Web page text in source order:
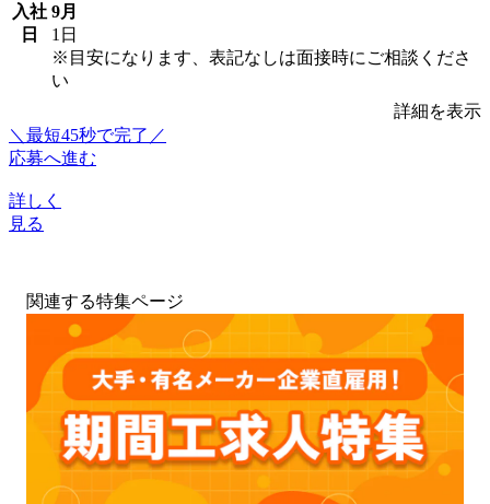
入社
日
9月
1日
※目安になります、表記なしは面接時にご相談くださ
い
詳細を表示
＼最短45秒で完了／
応募へ進む
詳しく
見る
関連する特集ページ